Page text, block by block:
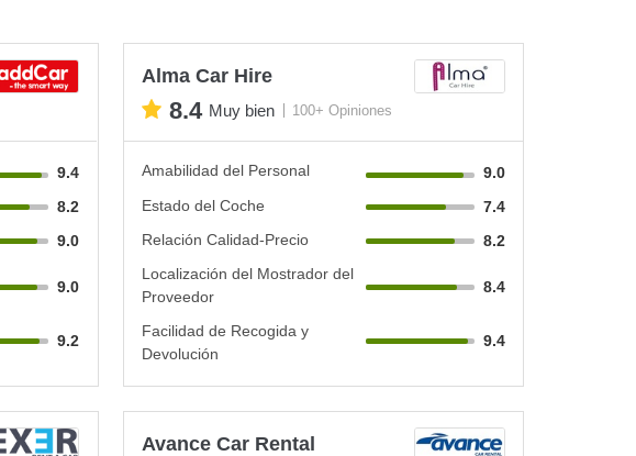
9.4
8.2
9.0
9.0
9.2
Alma Car Hire
8.4 Muy bien 100+ Opiniones
Amabilidad del Personal
9.0
Estado del Coche
7.4
Relación Calidad-Precio
8.2
Localización del Mostrador del
Proveedor
8.4
Facilidad de Recogida y
Devolución
9.4
Avance Car Rental